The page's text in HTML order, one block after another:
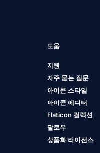
도움
지원
자주 묻는 질문
아이콘 스타일
아이콘 에디터
Flaticon 컬렉션
팔로우
상품화 라이선스